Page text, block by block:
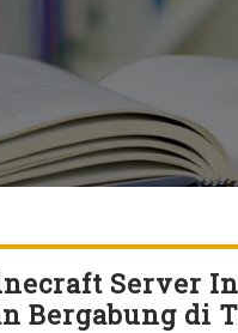
Server
Bergabung di